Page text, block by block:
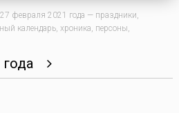
27 февраля 2021 года — праздники,
календарь, хроника, персоны,
года